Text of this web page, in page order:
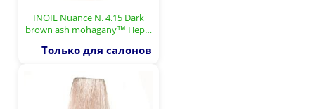
INOIL Nuance N. 4.15 Dark
brown ash mohagany™ Пер…
Только для салонов